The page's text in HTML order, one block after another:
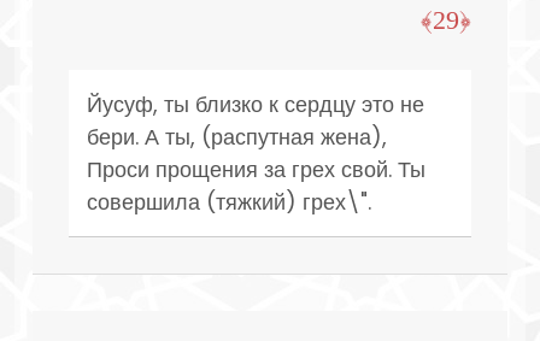
﴿29﴾
Йусуф, ты близко к сердцу это не
бери. А ты, (распутная жена),
Проси прощения за грех свой. Ты
совершила (тяжкий) грех\".